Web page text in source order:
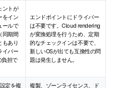
ントが
をイン
ールで
同期間
もあり
イバー
負担で
エンドポイントにドライバー
は不要です。Cloud rendering
が変換処理を行うため、定期
的なチェックインは不要で、
新しいOSが出ても互換性の問
題は発生しません。
定を複
複製、ゾーンライセンス、ド